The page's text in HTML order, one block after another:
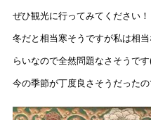
ぜひ観光に行ってみてください！
冬だと相当寒そうですが私は相
らいなので全然問題なさそうで
今の季節が丁度良さそうだった